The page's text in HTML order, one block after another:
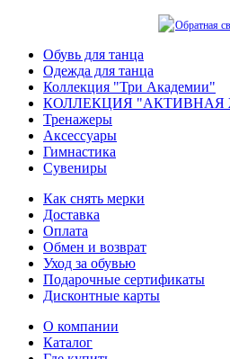
Обратная
Обувь для танца
Одежда для танца
Коллекция "Три Академии"
КОЛЛЕКЦИЯ "АКТИВНАЯ
Тренажеры
Аксессуары
Гимнастика
Сувениры
Как снять мерки
Доставка
Оплата
Обмен и возврат
Уход за обувью
Подарочные сертификаты
Дисконтные карты
О компании
Каталог